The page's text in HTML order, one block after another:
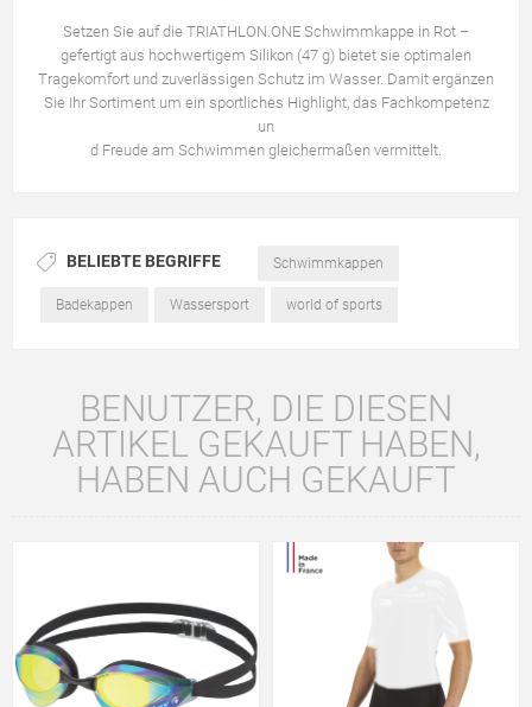
Setzen Sie auf die TRIATHLON.ONE Schwimmkappe in Rot –
gefertigt aus hochwertigem Silikon (47 g) bietet sie optimalen
Tragekomfort und zuverlässigen Schutz im Wasser. Damit ergänzen
Sie Ihr Sortiment um ein sportliches Highlight, das Fachkompetenz
un
d Freude am Schwimmen gleichermaßen vermittelt.
BELIEBTE BEGRIFFE Schwimmkappen
Badekappen Wassersport world of sports
BENUTZER, DIE DIESEN
ARTIKEL GEKAUFT HABEN,
HABEN AUCH GEKAUFT